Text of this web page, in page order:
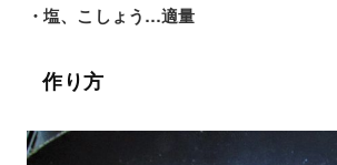
・塩、こしょう…適量
作り方